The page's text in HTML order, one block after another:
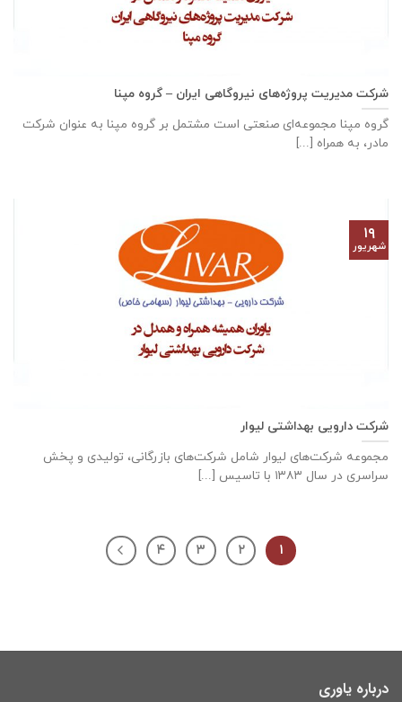
شرکت مدیریت پروژه‌های نیروگاهی ایران – گروه مپنا
گروه مپنا مجموعه‌ای صنعتى است مشتمل بر گروه مپنا به عنوان شرکت
مادر، به همراه [...]
شرکت دارویی بهداشتی لیوار
مجموعه شرکت‌های لیوار شامل شرکت‌های بازرگانی، تولیدی و پخش
سراسری در سال ۱۳۸۳ با تاسیس [...]
۱۹
شهریور
۱ ۲ ۳ ۴
درباره یاوری